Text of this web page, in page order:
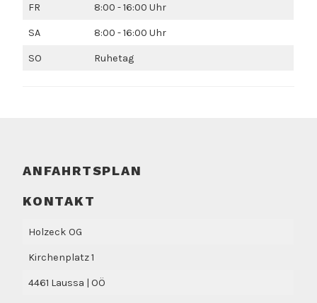
FR 8:00 - 16:00 Uhr
SA 8:00 - 16:00 Uhr
SO Ruhetag
ANFAHRTSPLAN
KONTAKT
Holzeck OG
Kirchenplatz 1
4461 Laussa | OÖ